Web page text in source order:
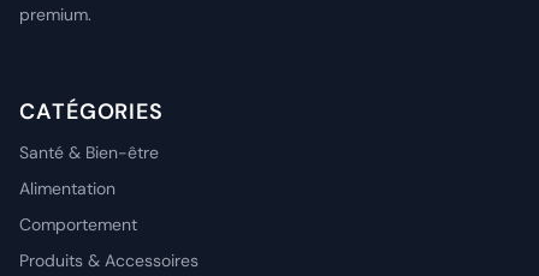
premium.
CATÉGORIES
Santé & Bien-être
Alimentation
Comportement
Produits & Accessoires